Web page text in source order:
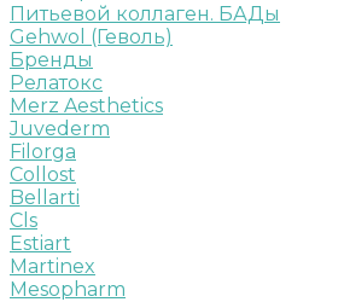
Питьевой коллаген. БАДы
Gehwol (Геволь)
Бренды
Релатокс
Merz Aesthetics
Juvederm
Filorga
Collost
Bellarti
Cls
Estiart
Martinex
Mesopharm